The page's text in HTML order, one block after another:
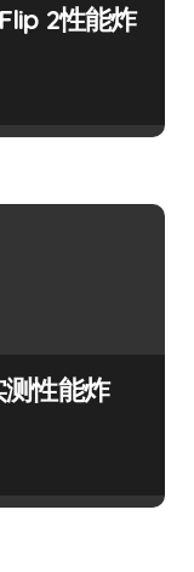
2性能炸
性能炸